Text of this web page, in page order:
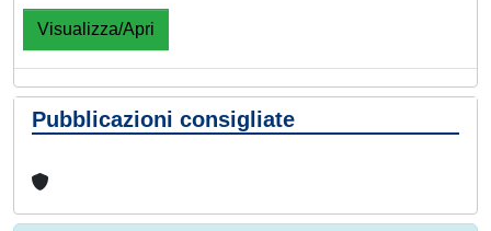
Visualizza/Apri
Pubblicazioni consigliate